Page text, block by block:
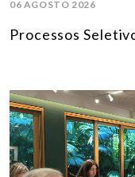
06 AGOSTO 2026
Processos